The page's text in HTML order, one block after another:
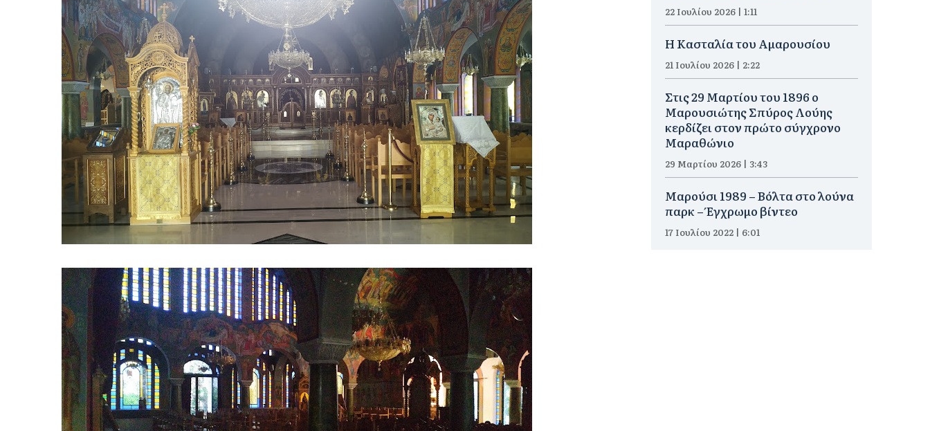
22 Ιουλίου 2026 | 1:11
Η Κασταλία του Αμαρουσίου
21 Ιουλίου 2026 | 2:22
Στις 29 Μαρτίου του 1896 ο
Μαρουσιώτης Σπύρος Λούης
κερδίζει στον πρώτο σύγχρονο
Μαραθώνιο
29 Μαρτίου 2026 | 3:43
Μαρούσι 1989 – Βόλτα στο λούνα
παρκ – Έγχρωμο βίντεο
17 Ιουλίου 2022 | 6:01